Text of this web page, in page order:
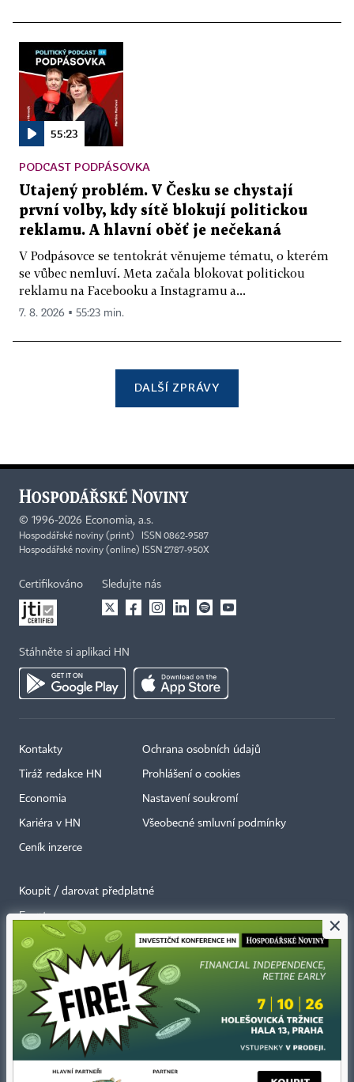
55:23
PODCAST PODPÁSOVKA
Utajený problém. V Česku se chystají
první volby, kdy sítě blokují politickou
reklamu. A hlavní oběť je nečekaná
V Podpásovce se tentokrát věnujeme tématu, o kterém
se vůbec nemluví. Meta začala blokovat politickou
reklamu na Facebooku a Instagramu a...
7. 8. 2026 ▪ 55:23 min.
DALŠÍ ZPRÁVY
© 1996-2026 Economia, a.s.
Hospodářské noviny (print) ISSN 0862-9587
Hospodářské noviny (online) ISSN 2787-950X
Certifikováno Sledujte nás
Stáhněte si aplikaci HN
Kontakty
Tiráž redakce HN
Economia
Kariéra v HN
Ceník inzerce
Ochrana osobních údajů
Prohlášení o cookies
Nastavení soukromí
Všeobecné smluvní podmínky
Koupit / darovat předplatné
Eventy
Newslettery
RSS kanály
Autorská práva vykonává vydavatel. Bez písemného svolení vydavatele je
zakázáno jakékoli užití částí nebo celku díla, zejména rozmnožování a šíření
jakýmkoli způsobem, mechanickým nebo elektronickým, v českém nebo
jiném jazyce. Bez souhlasu vydavatele je zakázáno též rozmnožování
obsahu pro účely automatizované analýzy textů nebo dat
×